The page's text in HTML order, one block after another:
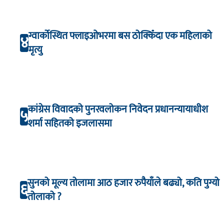
४ग्वार्कोस्थित फ्लाइओभरमा बस ठोक्किँदा एक महिलाको
मृत्यु
५कांग्रेस विवादको पुनरवलोकन निवेदन प्रधानन्यायाधीश
शर्मा सहितको इजलासमा
६सुनको मूल्य तोलामा आठ हजार रुपैयाँले बढ्यो, कति पुग्यो
तोलाको ?